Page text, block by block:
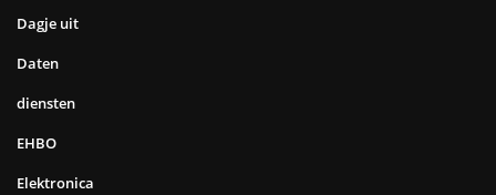
Dagje uit
Daten
diensten
EHBO
Elektronica